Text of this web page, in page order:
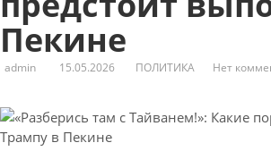
Пекине
admin 15.05.2026 ПОЛИТИКА Нет